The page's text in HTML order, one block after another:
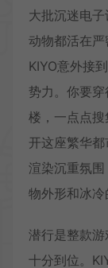
大批沉迷电
动物都活在
KIYO意外接
势力。你要
楼，一点点
开这座繁华
渲染沉重氛
物外形和冰冷
潜行是整款
十分到位。